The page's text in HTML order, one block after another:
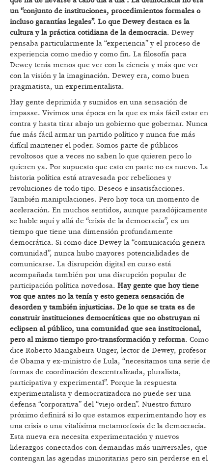
un “conjunto de instituciones, procedimientos formales o
incluso garantías legales”. Lo que Dewey destaca es la
cultura y la práctica cotidiana de la democracia. Dewey
pensaba particularmente la “experiencia” y el proceso de
experiencia como medio y como fin. La filosofía para
Dewey tenía menos que ver con la ciencia y más que ver
con la visión y la imaginación. Dewey era, como buen
pragmatista, un experimentalista.
Hay gente deprimida y sumidos en una sensación de
impasse. Vivimos una época en la que es más fácil estar en
contra y hasta tirar abajo un gobierno que gobernar. Nunca
fue más fácil armar un partido político y nunca fue más
difícil mantener el poder. Somos parte de públicos
revoltosos que a veces no saben lo que quieren pero lo
quieren ya. Por supuesto que esto en parte no es nuevo. La
historia política está atravesada por rebeliones y
revoluciones de todo tipo. Deseos e insatisfacciones.
También manipulaciones. Pero hoy toca un momento de
aceleración. En muchos sentidos, aunque paradójicamente
se hable aquí y allá de “crisis de la democracia”, es un
tiempo que tiene una dimensión profundamente
democrática. Si como dice Dewey la “comunicación genera
comunidad”, nunca hubo mayores potencialidades de
comunicarse. La disrupción digital en curso está
acompañada también por una disrupción popular de
participación política novedosa. Hay gente que hoy tiene
voz que antes no la tenía y esto genera sensación de
desorden y también injusticias. De lo que se trata es de
construir instituciones democráticas que no obstruyan ni
eclipsen al público, una comunidad que sea institucional,
pero al mismo tiempo pro-transformación y reforma. Como
dice Roberto Mangabeira Unger, lector de Dewey, profesor
de Obama y ex-ministro de Lula, “necesitamos una serie de
formas de coordinación descentralizada, pluralista,
participativa y experimental”. Porque la respuesta
experimentalista y democratizadora no puede ser una
defensa “corporativa” del “viejo orden”. Nuestro futuro
próximo definirá si lo que estamos experimentando hoy es
una crisis o una vitalísima metamorfosis de la democracia.
Esta nueva era necesita experimentación y nuevos
liderazgos conectados con demandas más universales, que
contengan las agendas minoritarias pero sin perderse en el